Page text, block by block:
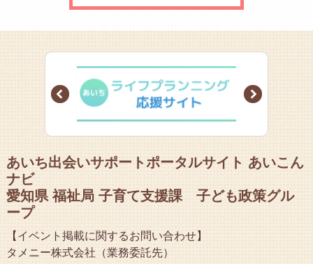
Prev Next
あいち出会いサポートポータルサイト あいこん
ナビ
愛知県 福祉局 子育て支援課 子ども政策グル
ープ
【イベント掲載に関するお問い合わせ】
タメニー株式会社（業務委託先）